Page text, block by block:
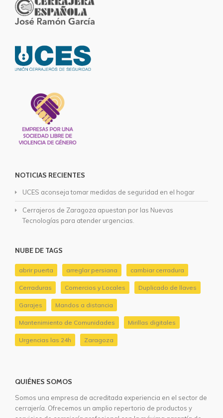
NOTICIAS RECIENTES
UCES aconseja tomar medidas de seguridad en el hogar
Cerrajeros de Zaragoza apuestan por las Nuevas
Tecnologías para atender urgencias.
NUBE DE TAGS
abrir puerta arreglar persiana cambiar cerradura
Cerraduras Comercios y Locales Duplicado de llaves
Garajes Mandos a distancia
Mantenimiento de Comunidades Mirillas digitales
Urgencias las 24h Zaragoza
QUIÉNES SOMOS
Somos una empresa de acreditada experiencia en el sector de
cerrajería. Ofrecemos un amplio repertorio de productos y